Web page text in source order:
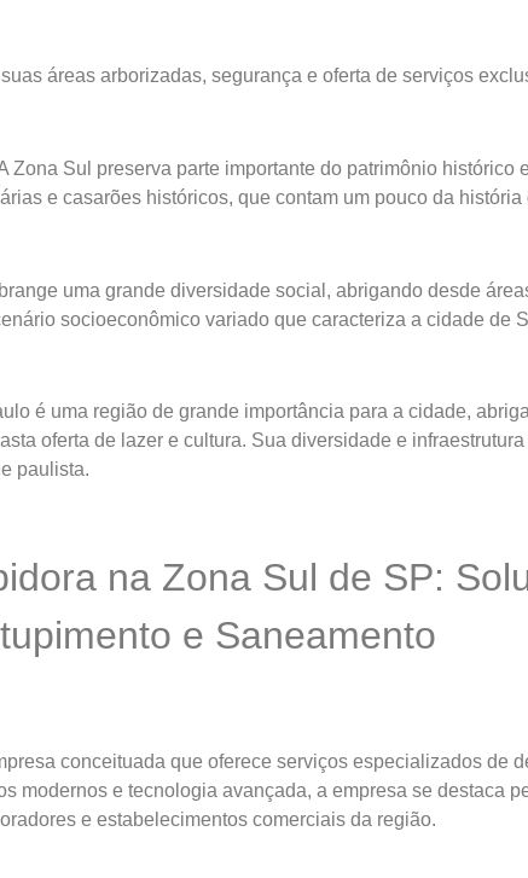
áreas arborizadas, segurança e oferta de serviços
Zona Sul preserva parte importante do patrimônio
e casarões históricos, que contam um pouco da história
uma grande diversidade social, abrigando desde
socioeconômico variado que caracteriza a cidade de
é uma região de grande importância para a cidade,
oferta de lazer e cultura. Sua diversidade e
paulista.
na Zona Sul de SP:
e Saneamento
conceituada que oferece serviços especializados de
modernos e tecnologia avançada, a empresa se destaca
e estabelecimentos comerciais da região.